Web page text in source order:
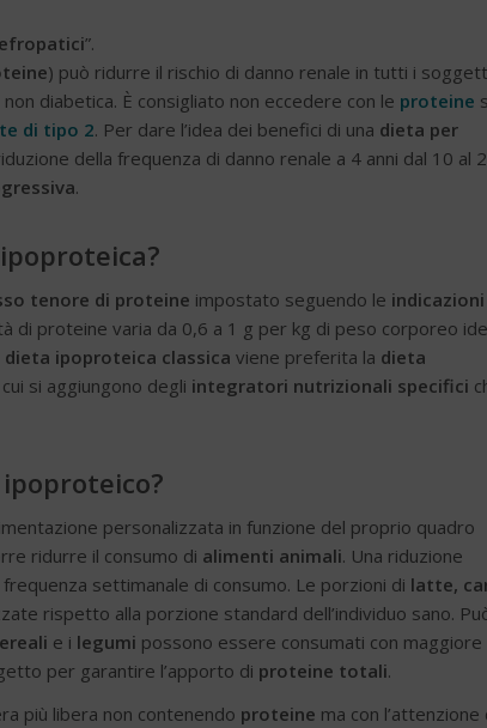
”.
) può ridurre il rischio di danno renale in tutti i
diabetica. È consigliato non eccedere con le proteine
di tipo 2. Per dare l’idea dei benefici di una dieta per
della frequenza di danno renale a 4 anni dal 10 al
.
tenore di proteine impostato seguendo le indicazioni
di proteine varia da 0,6 a 1 g per kg di peso corporeo
dieta ipoproteica classica viene preferita la dieta
si aggiungono degli integratori nutrizionali specifici
personalizzata in funzione del proprio quadro
ridurre il consumo di alimenti animali. Una riduzione
settimanale di consumo. Le porzioni di latte,
rispetto alla porzione standard dell’individuo sano.
e i legumi possono essere consumati con maggiore
per garantire l’apporto di proteine totali.
più libera non contenendo proteine ma con l’attenzione